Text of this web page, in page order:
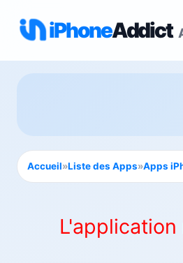
iPhoneAddict
Accueil»Liste des Apps»Apps